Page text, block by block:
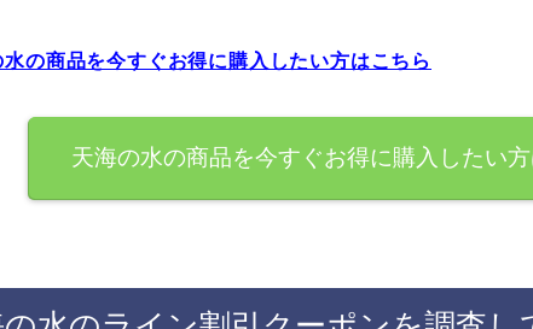
水の商品を今すぐお得に購入したい方はこちら
天海の水の商品を今すぐお得に購入したい